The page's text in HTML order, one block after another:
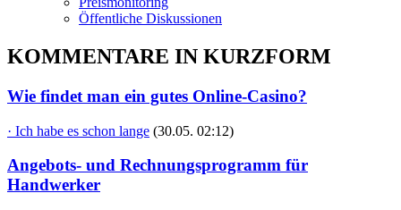
Öffentliche Diskussionen
KOMMENTARE IN KURZFORM
Wie findet man ein gutes Online-Casino?
· Ich habe es schon lange (30.05. 02:12)
Angebots- und Rechnungsprogramm für
Handwerker